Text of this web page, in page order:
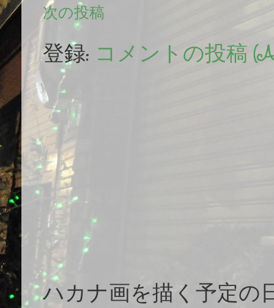
次の投稿
登録: コメントの投稿
ハカナ画を描く予定の